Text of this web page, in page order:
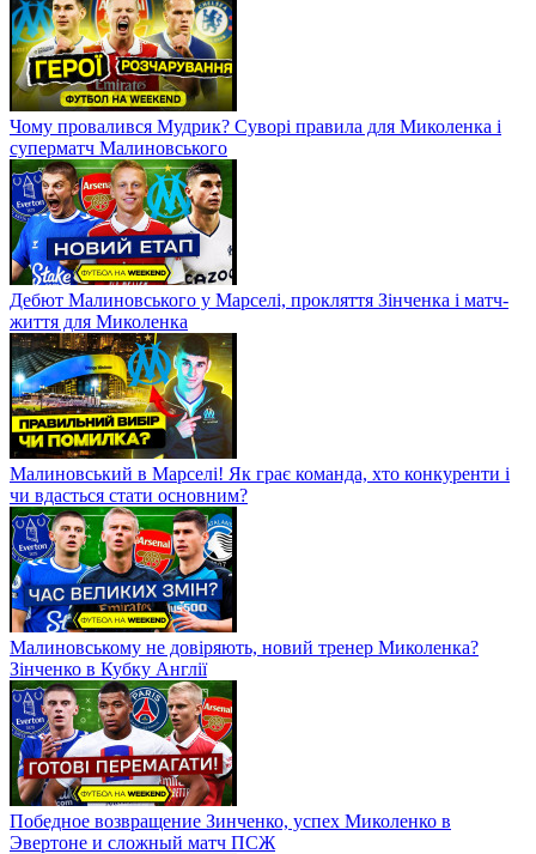
Чому провалився Мудрик? Суворі правила для Миколенка і
суперматч Малиновського
Дебют Малиновського у Марселі, прокляття Зінченка і матч-
життя для Миколенка
Малиновський в Марселі! Як грає команда, хто конкуренти і
чи вдасться стати основним?
Малиновському не довіряють, новий тренер Миколенка?
Зінченко в Кубку Англії
Победное возвращение Зинченко, успех Миколенко в
Эвертоне и сложный матч ПСЖ